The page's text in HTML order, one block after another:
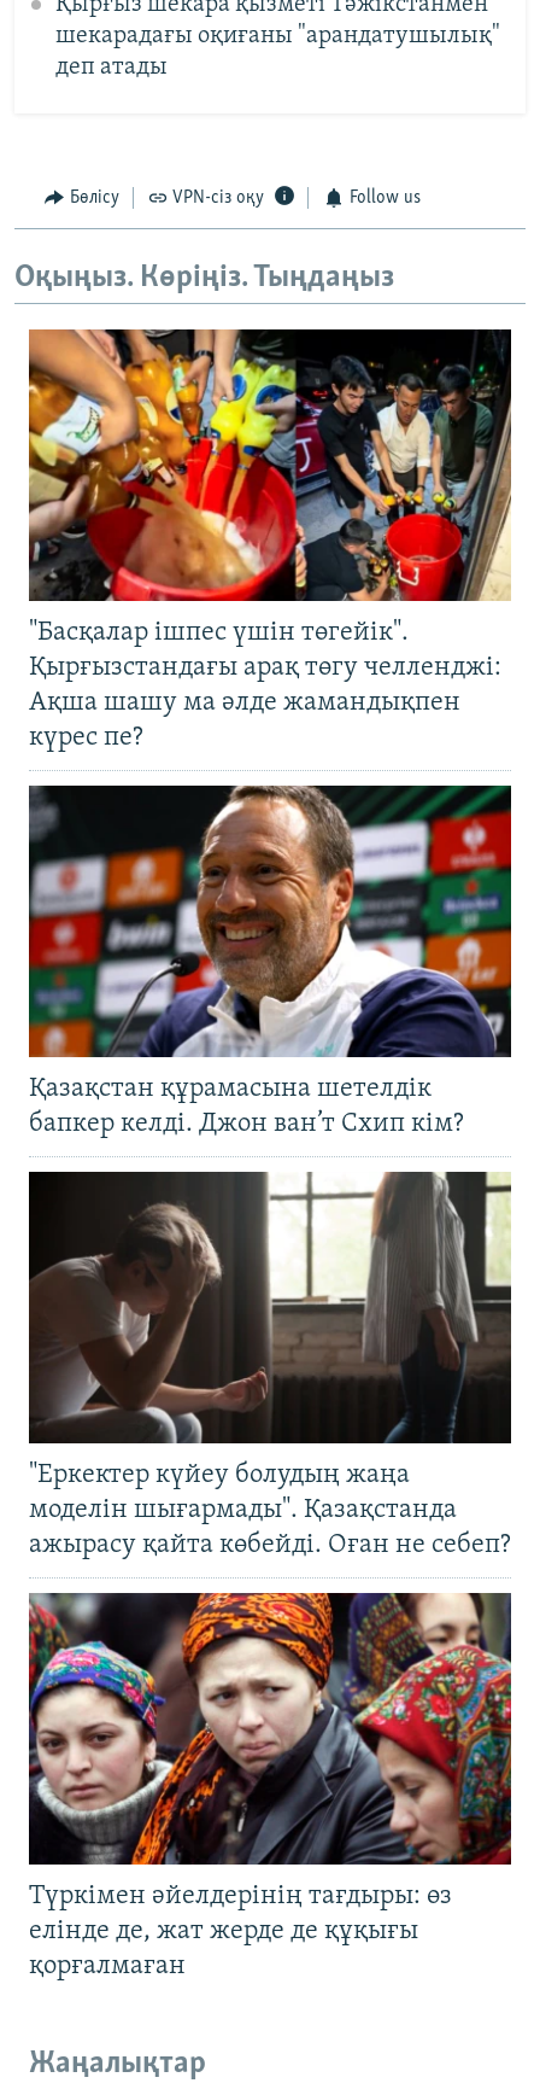
шекарадағы оқиғаны "арандатушылық"
деп атады
Бөлісу VPN-сіз оқу Follow us
Оқыңыз. Көріңіз. Тыңдаңыз
"Басқалар ішпес үшін төгейік".
Қырғызстандағы арақ төгу челленджі:
Ақша шашу ма әлде жамандықпен
күрес пе?
Қазақстан құрамасына шетелдік
бапкер келді. Джон ван’т Схип кім?
"Еркектер күйеу болудың жаңа
моделін шығармады". Қазақстанда
ажырасу қайта көбейді. Оған не себеп?
Түркімен әйелдерінің тағдыры: өз
елінде де, жат жерде де құқығы
қорғалмаған
Жаңалықтар